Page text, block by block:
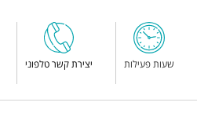
שעות פעילות יצירת קשר טלפוני